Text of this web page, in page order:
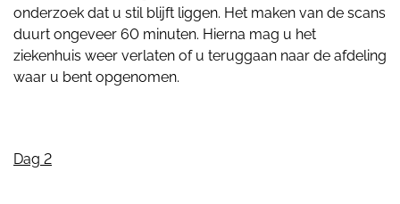
onderzoek dat u stil blijft liggen. Het maken van de scans
duurt ongeveer 60 minuten. Hierna mag u het
ziekenhuis weer verlaten of u teruggaan naar de afdeling
waar u bent opgenomen.
Dag 2